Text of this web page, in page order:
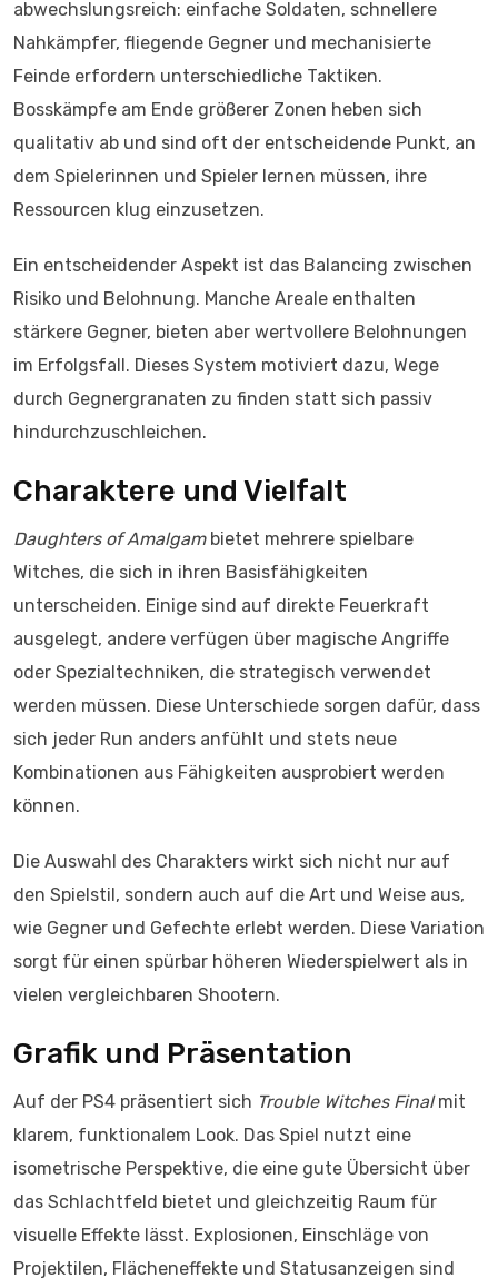
abwechslungsreich: einfache Soldaten, schnellere
Nahkämpfer, fliegende Gegner und mechanisierte
Feinde erfordern unterschiedliche Taktiken.
Bosskämpfe am Ende größerer Zonen heben sich
qualitativ ab und sind oft der entscheidende Punkt, an
dem Spielerinnen und Spieler lernen müssen, ihre
Ressourcen klug einzusetzen.
Ein entscheidender Aspekt ist das Balancing zwischen
Risiko und Belohnung. Manche Areale enthalten
stärkere Gegner, bieten aber wertvollere Belohnungen
im Erfolgsfall. Dieses System motiviert dazu, Wege
durch Gegnergranaten zu finden statt sich passiv
hindurchzuschleichen.
Charaktere und Vielfalt
Daughters of Amalgambietet mehrere spielbare
Witches, die sich in ihren Basisfähigkeiten
unterscheiden. Einige sind auf direkte Feuerkraft
ausgelegt, andere verfügen über magische Angriffe
oder Spezialtechniken, die strategisch verwendet
werden müssen. Diese Unterschiede sorgen dafür, dass
sich jeder Run anders anfühlt und stets neue
Kombinationen aus Fähigkeiten ausprobiert werden
können.
Die Auswahl des Charakters wirkt sich nicht nur auf
den Spielstil, sondern auch auf die Art und Weise aus,
wie Gegner und Gefechte erlebt werden. Diese Variation
sorgt für einen spürbar höheren Wiederspielwert als in
vielen vergleichbaren Shootern.
Grafik und Präsentation
Auf der PS4 präsentiert sich Trouble Witches Finalmit
klarem, funktionalem Look. Das Spiel nutzt eine
isometrische Perspektive, die eine gute Übersicht über
das Schlachtfeld bietet und gleichzeitig Raum für
visuelle Effekte lässt. Explosionen, Einschläge von
Projektilen, Flächeneffekte und Statusanzeigen sind